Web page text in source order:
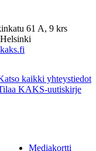
61 A, 9 krs
kaikki yhteystiedot
KAKS-uutiskirje
Mediakortti